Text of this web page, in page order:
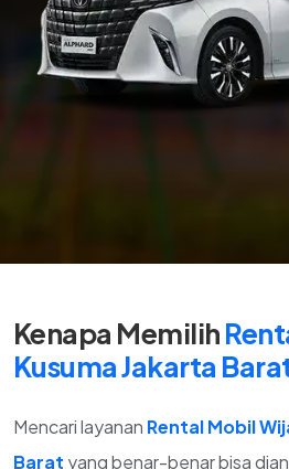
Kenapa Memilih
Kusuma Jakarta
Mencari layanan Rental Mobil
Barat yang benar-benar bisa